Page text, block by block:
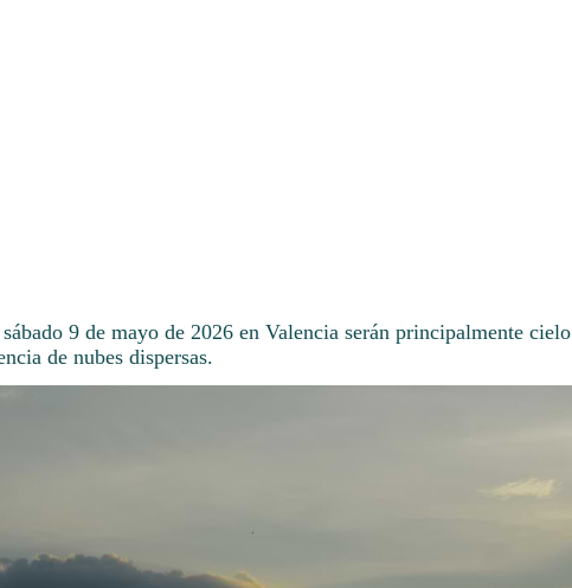
9 de mayo de 2026 en Valencia serán principalmente cielo
de nubes dispersas.